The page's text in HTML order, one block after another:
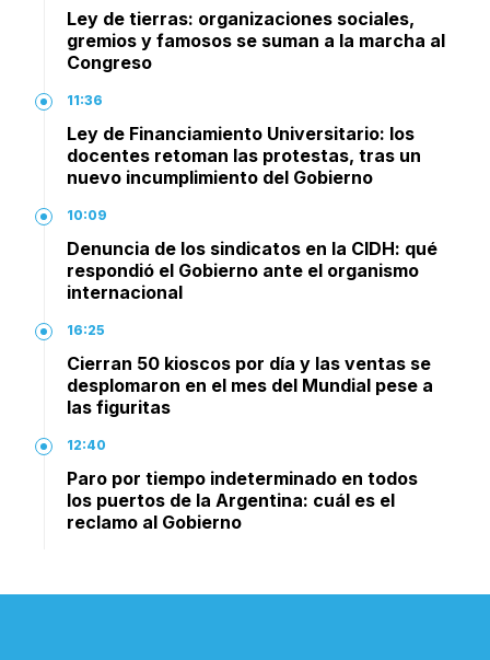
Ley de tierras: organizaciones sociales,
gremios y famosos se suman a la marcha al
Congreso
11:36
Ley de Financiamiento Universitario: los
docentes retoman las protestas, tras un
nuevo incumplimiento del Gobierno
10:09
Denuncia de los sindicatos en la CIDH: qué
respondió el Gobierno ante el organismo
internacional
16:25
Cierran 50 kioscos por día y las ventas se
desplomaron en el mes del Mundial pese a
las figuritas
12:40
Paro por tiempo indeterminado en todos
los puertos de la Argentina: cuál es el
reclamo al Gobierno